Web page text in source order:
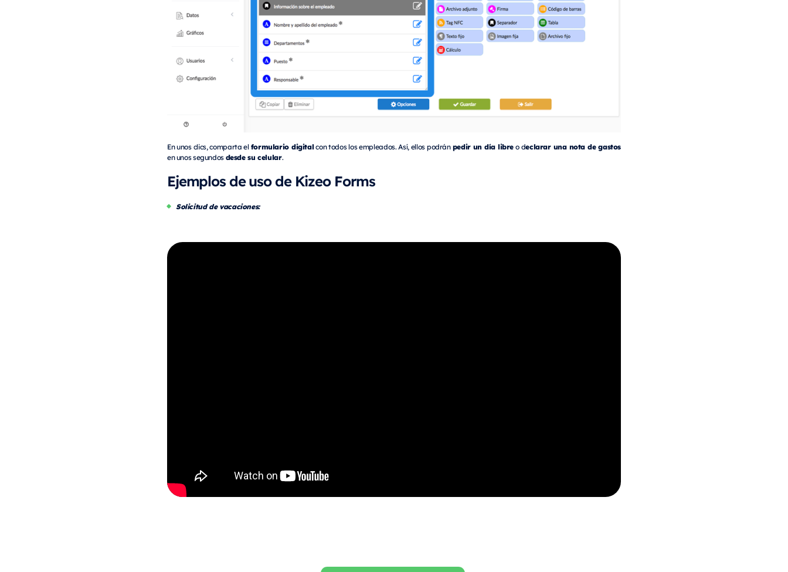
En unos clics, comparta elformulario digitalcon todos los empleados. Así, ellos podránpedir un día libreo declarar una nota de gastos
en unos segundosdesde su celular.
Ejemplos de uso de Kizeo Forms
Solicitud de vacaciones: